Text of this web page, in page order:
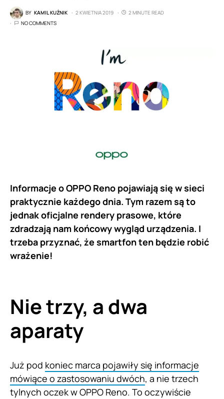
BY KAMIL KUŹNIK 2 KWIETNIA 2019
2 MINUTE READ
NO COMMENTS
Informacje o OPPO Reno pojawiają się w sieci
praktycznie każdego dnia. Tym razem są to
jednak oficjalne rendery prasowe, które
zdradzają nam końcowy wygląd urządzenia. I
trzeba przyznać, że smartfon ten będzie robić
wrażenie!
Nie trzy, a dwa
aparaty
Już pod koniec marca pojawiły się informacje
mówiące o zastosowaniu dwóch, a nie trzech
tylnych oczek w OPPO Reno. To oczywiście